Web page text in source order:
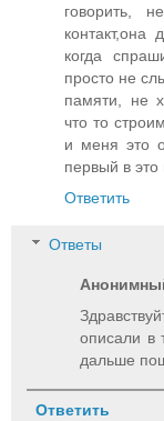
говорить,
контакт,она
когда
просто не
памяти, не
что то
и меня это
первый в это
Ответить
Ответы
описали в
дальше
Ответить